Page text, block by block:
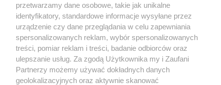
Kultura
X Facebook Instagram Youtube
przetwarzamy dane osobowe, takie jak unikalne
identyfikatory, standardowe informacje wysyłane przez
urządzenie czy dane przeglądania w celu zapewniania
spersonalizowanych reklam, wybór spersonalizowanych
treści, pomiar reklam i treści, badanie odbiorców oraz
ulepszanie usług. Za zgodą Użytkownika my i Zaufani
Partnerzy możemy używać dokładnych danych
geolokalizacyjnych oraz aktywnie skanować